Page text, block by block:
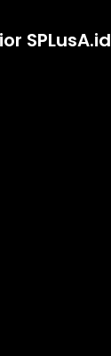
SPLusA.id